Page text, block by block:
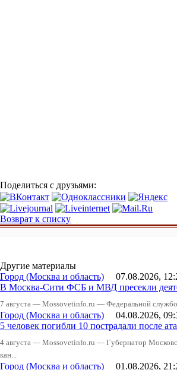
Поделиться с друзьями:
Возврат к списку
Другие материалы
Город (Москва и область) 07.08.2026,
В Москва-Сити ФСБ и МВД пресекли
7 августа — Mossovetinfo.ru — Федеральной
Город (Москва и область) 04.08.2026,
5 человек погибли 10 пострадали после
4 августа — Mossovetinfo.ru — Губернатор
кан...
Город (Москва и область) 01.08.2026,